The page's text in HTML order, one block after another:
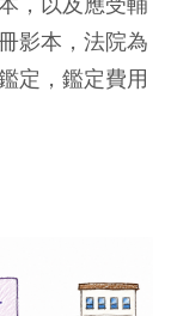
影本，法院為
定，鑑定費用